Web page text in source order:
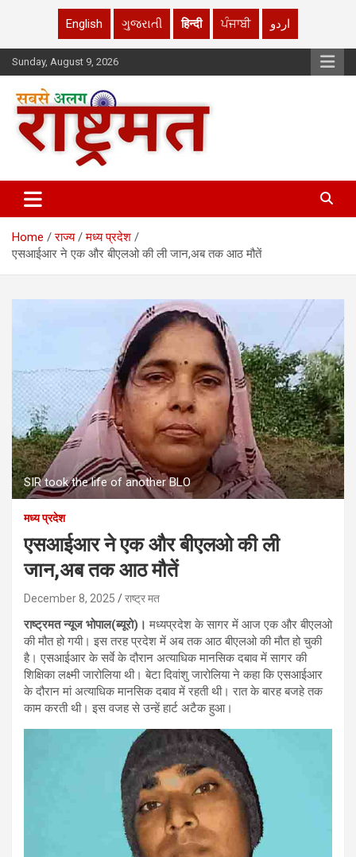
English ગુજરાતી हिन्दी ਪੰਜਾਬੀ اردو
Skip
to
Sunday, August 9, 2026
rashtrmat.com
Home राज्य
मध्य प्रदेश
एसआईआर ने एक और बीएलओ की ली जान,अब तक आठ मौतें
SIR took the life of another BLO
मध्य प्रदेश
एसआईआर ने एक और बीएलओ की ली
जान,अब तक आठ मौतें
December 8, 2025 राष्ट्र मत
राष्ट्रमत न्यूज भोपाल(ब्यूरो)। मध्यप्रदेश के सागर में आज एक और बीएलओ
की मौत हो गयी। इस तरह प्रदेश में अब तक आठ बीएलओ की मौत हो चुकी
है। एसआईआर के सर्वे के दौरान अत्याधिक मानसिक दबाव में सागर की
शिक्षिका लक्ष्मी जारोलिया थी। बेटा दिवांशु जारोलिया ने कहा कि एसआईआर
के दौरान मां अत्याधिक मानसिक दबाव में रहती थी। रात के बारह बजहे तक
काम करती थी। इस वजह से उन्हें हार्ट अटैक हुआ।